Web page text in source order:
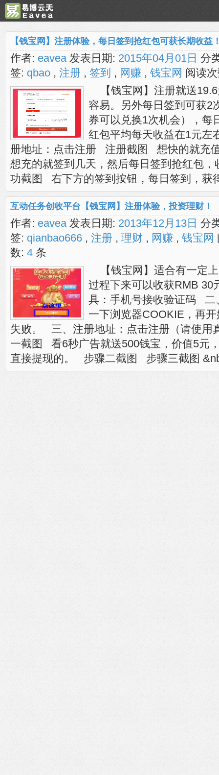
【钱宝网】注册体验，每日签到抢红包可获长期收益
作者: eavea发表日期: 2015年04月01日 分
签: qbao , 注册 , 签到 , 网赚 , 钱宝网 阅读
【钱宝网】注册就送
容易。另外每日签到可获2
券可以兑换1次机会），每
红包平均每天收益在1元
册地址：点击注册 注册截图 想快的就充
想充的就签到几天，然后每日签到抢红包
功截图 右下方的签到按钮，每日签到，获
互动任务创收平台【钱宝网】注册体验，投资理财！
作者: eavea发表日期: 2013年12月13日 分
签: qianbao666 , 注册 , 理财 , 网赚 , 钱宝网
数: 4 条
【钱宝网】适合有一定
过程下来可以收获RMB
具：手机号接收验证码 二
一下浏览器COOKIE，再
失败。 三、注册地址：点击注册（请使
一截图 看6秒广告就送500钱宝，价值5元
直接提现的。 步骤二截图 步骤三截图